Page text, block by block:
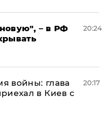
– в РФ
20:24
войны: глава
в Киев с
20:17